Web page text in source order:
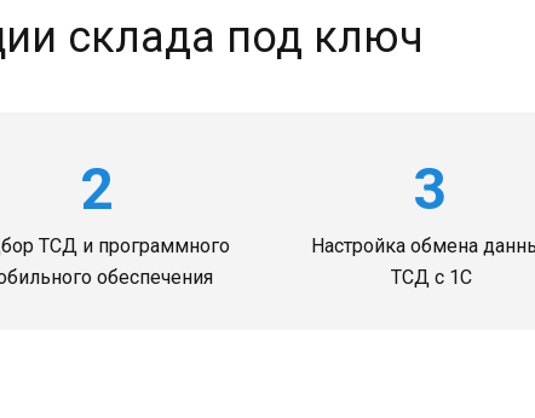
склада под ключ
2
ТСД и программного
обеспечения
3
Настройка обмена
ТСД с 1С